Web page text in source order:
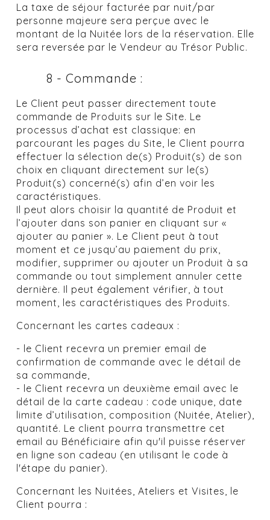
La taxe de séjour facturée par nuit/par
personne majeure sera perçue avec le
montant de la Nuitée lors de la réservation. Elle
sera reversée par le Vendeur au Trésor Public.
8 - Commande :
Le Client peut passer directement toute
commande de Produits sur le Site. Le
processus d’achat est classique: en
parcourant les pages du Site, le Client pourra
effectuer la sélection de(s) Produit(s) de son
choix en cliquant directement sur le(s)
Produit(s) concerné(s) afin d’en voir les
caractéristiques.
Il peut alors choisir la quantité de Produit et
l’ajouter dans son panier en cliquant sur «
ajouter au panier ». Le Client peut à tout
moment et ce jusqu’au paiement du prix,
modifier, supprimer ou ajouter un Produit à sa
commande ou tout simplement annuler cette
dernière. Il peut également vérifier, à tout
moment, les caractéristiques des Produits.
Concernant les cartes cadeaux :
- le Client recevra un premier email de
confirmation de commande avec le détail de
sa commande,
- le Client recevra un deuxième email avec le
détail de la carte cadeau : code unique, date
limite d’utilisation, composition (Nuitée, Atelier),
quantité. Le client pourra transmettre cet
email au Bénéficiaire afin qu'il puisse réserver
en ligne son cadeau (en utilisant le code à
l'étape du panier).
Concernant les Nuitées, Ateliers et Visites, le
Client pourra :